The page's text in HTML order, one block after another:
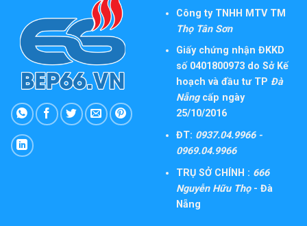
Công ty TNHH MTV TM
Thọ Tân Sơn
Giấy chứng nhận ĐKKD
số 0401800973 do Sở Kế
hoạch và đầu tư TP Đà
Nẵngcấp ngày
25/10/2016
ĐT: 0937.04.9966 -
0969.04.9966
TRỤ SỞ CHÍNH : 666
Nguyễn Hữu Thọ- Đà
Nẵng